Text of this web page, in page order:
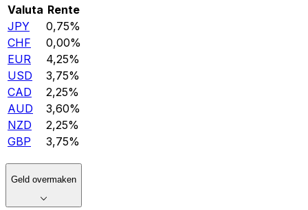
Valuta Rente
JPY
0,75%
CHF
0,00%
EUR
4,25%
USD
3,75%
CAD
2,25%
AUD
3,60%
NZD
2,25%
GBP
3,75%
Geld overmaken